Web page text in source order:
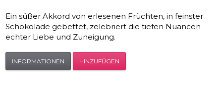
Ein süßer Akkord von erlesenen Früchten, in feinster
Schokolade gebettet, zelebriert die tiefen Nuancen
echter Liebe und Zuneigung.
INFORMATIONEN HINZUFÜGEN